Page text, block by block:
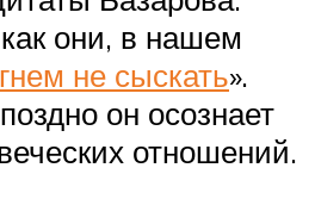
они, в нашем
не сыскать».
он осознает
отношений.